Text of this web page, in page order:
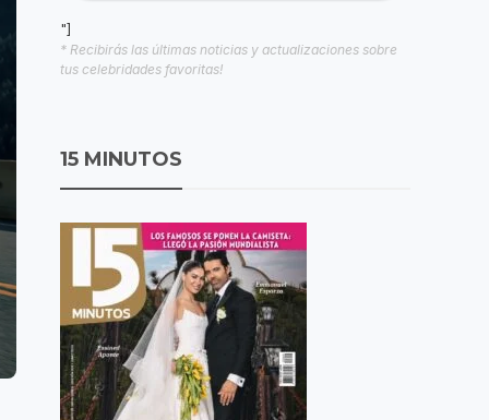
"]
* Recibirás las últimas noticias y actualizaciones sobre
tus celebridades favoritas!
15 MINUTOS